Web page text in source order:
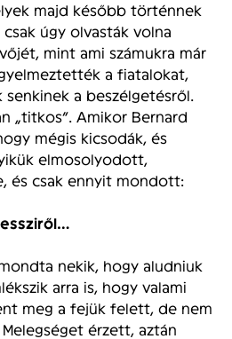
majd később történnek
úgy olvasták volna
mint ami számukra már
a fiatalokat,
a beszélgetésről.
„titkos”. Amikor Bernard
mégis kicsodák, és
elmosolyodott,
és csak ennyit mondott:
nekik, hogy aludniuk
arra is, hogy valami
meg a fejük felett, de nem
érzett, aztán